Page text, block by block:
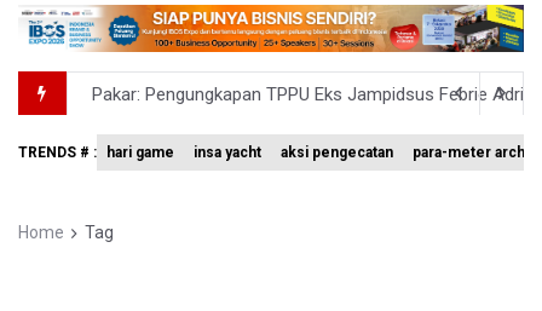
Pakar: Pengungkapan TPPU Eks Jampidsus Febrie
Tim 9 Kejagung Periksa Febrie Adransayah sebagai
BNPB Minta Pemprov Kalimantan Barat Tinjau Kembali
TRENDS # : hari game insa yacht aksi pengecatan para-meter
Home Tag